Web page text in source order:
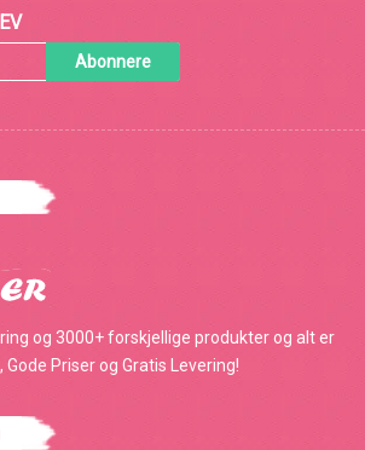
Abonnere
og 3000+ forskjellige produkter og alt er
Gode Priser og Gratis Levering!